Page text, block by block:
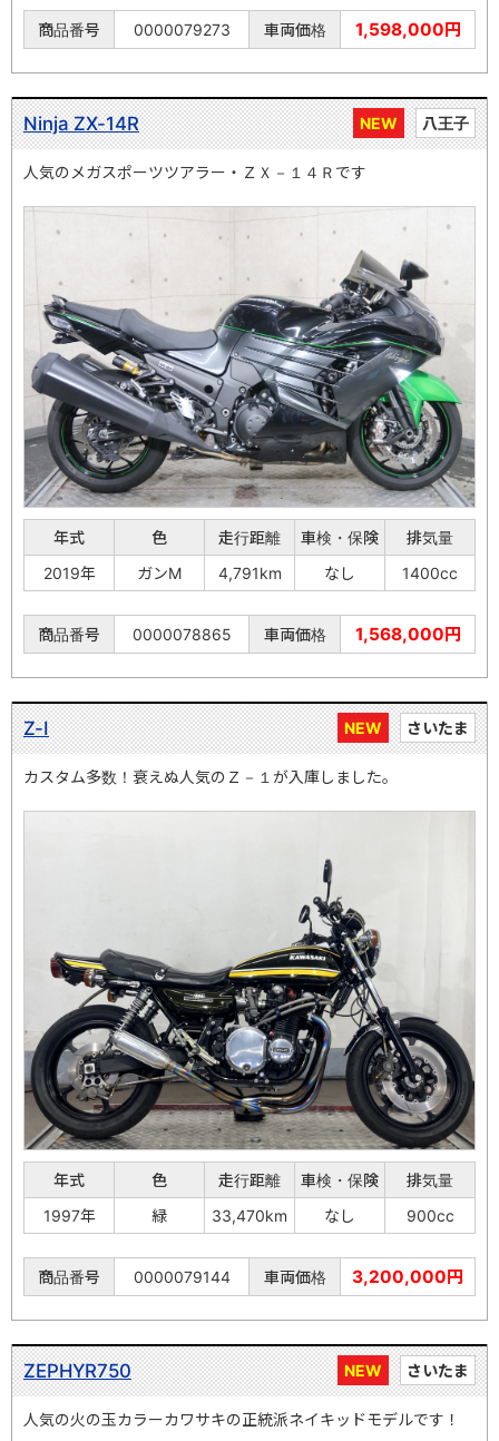
商品番号 0000079273 車両価格 1,598,000円
NEW 八王子
Ninja ZX-14R
人気のメガスポーツツアラー・ＺＸ－１４Ｒです
年式 色 走行距離 車検・保険
排気量
2019年
ガンM 4,791km なし 1400cc
商品番号 0000078865 車両価格 1,568,000円
NEW さいたま
Z-Ⅰ
カスタム多数！衰えぬ人気のＺ－１が入庫しました。
年式 色 走行距離 車検・保険
排気量
1997年
緑 33,470km なし 900cc
商品番号 0000079144 車両価格 3,200,000円
NEW さいたま
ZEPHYR750
人気の火の玉カラーカワサキの正統派ネイキッドモデルです！